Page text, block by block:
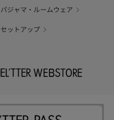
パジャマ・ルームウェア
セットアップ